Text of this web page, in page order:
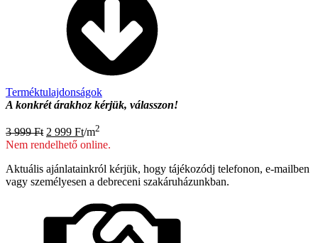
Terméktulajdonságok
A konkrét árakhoz kérjük, válasszon!
3 999Ft Original
price
3
999 Ft.
2 999 FtCurrent
price
2
999 Ft.
/m2
Nem rendelhető online.
Aktuális ajánlatainkról kérjük, hogy tájékozódj telefonon, e-mailben
vagy személyesen a debreceni szakáruházunkban.